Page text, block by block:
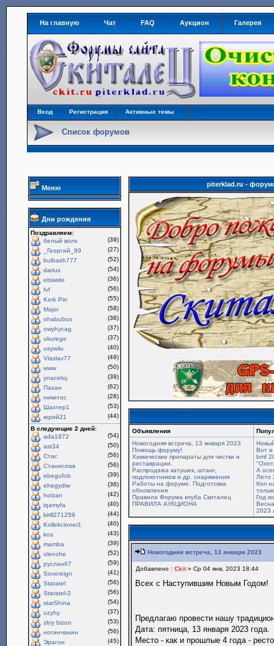
На главную Чат FAQ Аукцион Галерея
Вход Регистрация Активные темы
Список форумов
Меню
Дни рождения
Поздравляем:
белый волк
(39)
_Георгий_99
(27)
bulbash777
(52)
darius
(54)
ebiwide
(36)
fvf
(56)
Kerk Pirr
(55)
Major
(58)
ohabubos
(38)
owyhycag
(37)
ukurege
(37)
usywilu
(40)
Vlaslav77
(49)
www
(50)
ynacetoj
(39)
Пахан
(62)
никитос
(28)
Шахтер1
(53)
юрий21
(44)
В следующие 2 дней:
ada1972
(54)
ast34
(50)
Стас
(56)
Станислав
(56)
ebegufob
(39)
ehegydiw
(36)
holzan
(42)
iqamyfa
(40)
kirill271259
(44)
Kollekcioner1
(40)
kos
(43)
mamba
(39)
olenche
(52)
руслан67
(59)
Sovereign
(41)
Staratel
(56)
Staratel-2
(56)
starShina
(54)
uzyhy
(37)
zloy bizon
(53)
ногинчанин
(56)
Эрагон
(45)
piterklad.ru -
Объявления
Новогодняя встреча, 13 января 2023
Помощь форуму!
Химические препараты для чистки и
реставрации.
Распродажа катушек, штанг,
подлокотников и др. снаряжения
Работы на форуме. Подготовка
обновления
Правила Форума клуба Скиталец
ПРАВИЛА АУКЦИОНА
Вот и
bmf
А
Лето
Коп
Год
2023
Новогодняя встреча, 13 января 2023
Добавлено :Ckit» Ср 04 янв, 2023 18:44
Всех с Наступившим Новым Годом!
Предлагаю провести нашу
Дата: пятница, 13 января 2023 года.
Место - как и прошлые 4 года -